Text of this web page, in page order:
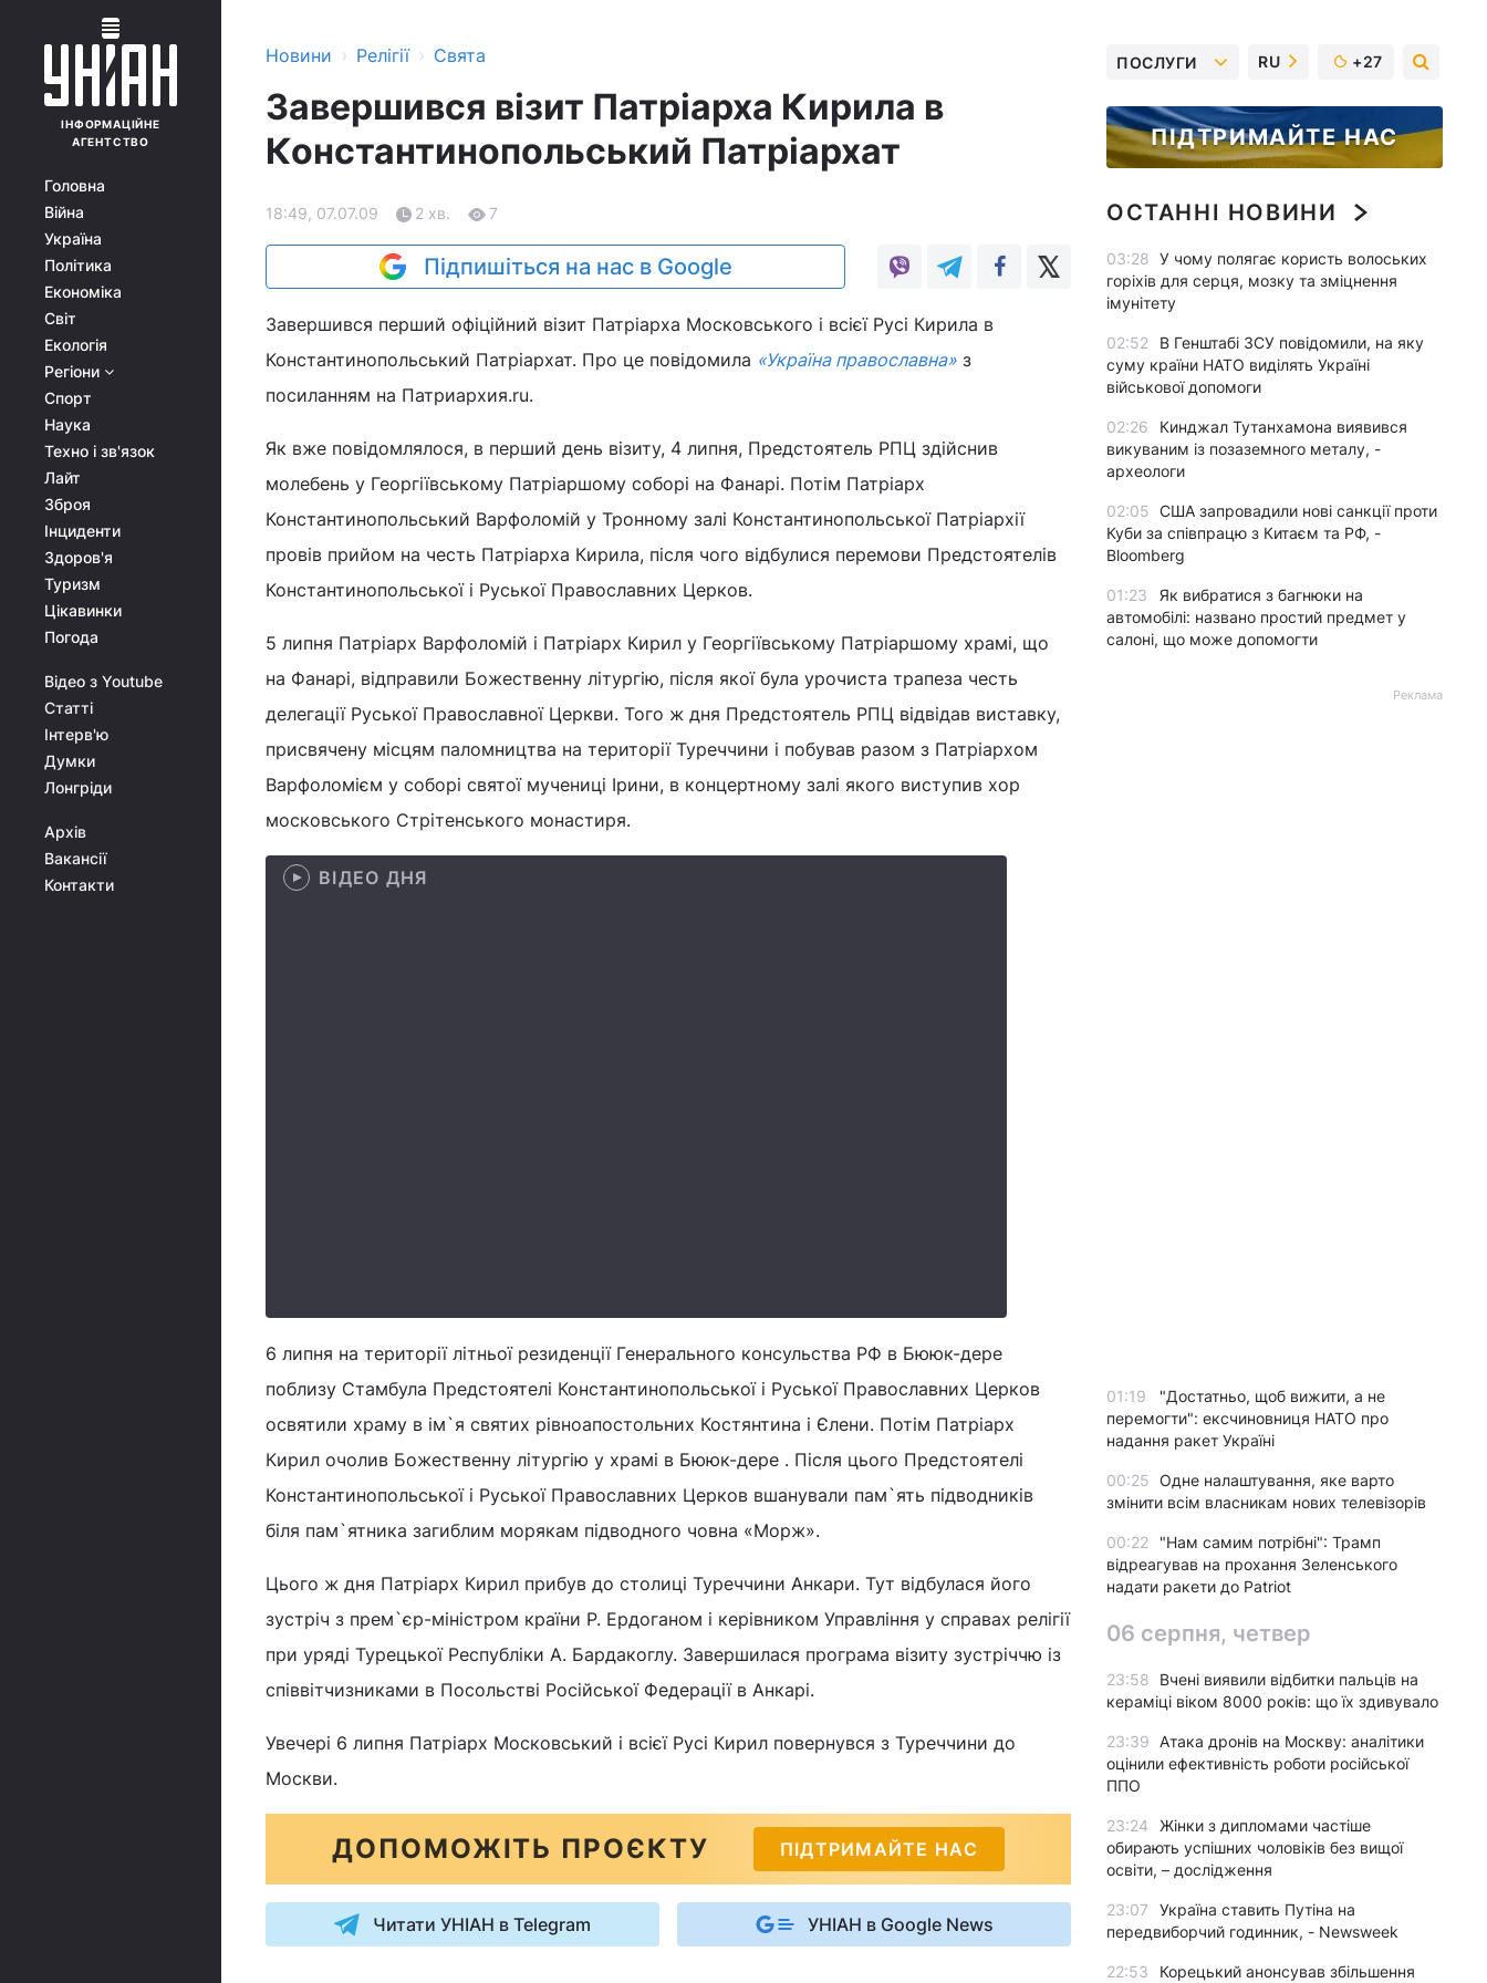
ІНФОРМАЦІЙНЕ
АГЕНТСТВО
Головна
Війна
Україна
Політика
Економіка
Світ
Екологія
Регіони
Спорт
Наука
Техно і зв'язок
Лайт
Зброя
Інциденти
Здоров'я
Туризм
Цікавинки
Погода
Відео з Youtube
Статті
Інтерв'ю
Думки
Лонгріди
Архів
Вакансії
Контакти
Новини › Релігії › Свята
Завершився візит Патріарха Кирила в
Константинопольський Патріархат
18:49, 07.07.09 2 хв. 7
Підпишіться на нас в Google
Завершився перший офіційний візит Патріарха Московського і всієї Русі Кирила в
Константинопольський Патріархат. Про це повідомила «Україна православна» з
посиланням на Патриархия.ru.
Як вже повідомлялося, в перший день візиту, 4 липня, Предстоятель РПЦ здійснив
молебень у Георгіївському Патріаршому соборі на Фанарі. Потім Патріарх
Константинопольський Варфоломій у Тронному залі Константинопольської Патріархії
провів прийом на честь Патріарха Кирила, після чого відбулися перемови Предстоятелів
Константинопольської і Руської Православних Церков.
5 липня Патріарх Варфоломій і Патріарх Кирил у Георгіївському Патріаршому храмі, що
на Фанарі, відправили Божественну літургію, після якої була урочиста трапеза честь
делегації Руської Православної Церкви. Того ж дня Предстоятель РПЦ відвідав виставку,
присвячену місцям паломництва на території Туреччини і побував разом з Патріархом
Варфоломієм у соборі святої мучениці Ірини, в концертному залі якого виступив хор
московського Стрітенського монастиря.
ВІДЕО ДНЯ
6 липня на території літньої резиденції Генерального консульства РФ в Бююк-дере
поблизу Стамбула Предстоятелі Константинопольської і Руської Православних Церков
освятили храму в ім`я святих рівноапостольних Костянтина і Єлени. Потім Патріарх
Кирил очолив Божественну літургію у храмі в Бююк-дере . Після цього Предстоятелі
Константинопольської і Руської Православних Церков вшанували пам`ять підводників
біля пам`ятника загиблим морякам підводного човна «Морж».
Цього ж дня Патріарх Кирил прибув до столиці Туреччини Анкари. Тут відбулася його
зустріч з прем`єр-міністром країни Р. Ердоганом і керівником Управління у справах релігії
при уряді Турецької Республіки А. Бардакоглу. Завершилася програма візиту зустріччю із
співвітчизниками в Посольстві Російської Федерації в Анкарі.
Увечері 6 липня Патріарх Московський і всієї Русі Кирил повернувся з Туреччини до
Москви.
ДОПОМОЖІТЬ ПРОЄКТУ ПІДТРИМАЙТЕ НАС
Читати УНІАН в Telegram УНІАН в Google News
ПОСЛУГИ RU +27
ПІДТРИМАЙТЕ НАС
ОСТАННІ НОВИНИ
03:28 У чому полягає користь волоських
горіхів для серця, мозку та зміцнення
імунітету
02:52
В Генштабі ЗСУ повідомили, на яку
суму країни НАТО виділять Україні
військової допомоги
02:26
Кинджал Тутанхамона виявився
викуваним із позаземного металу, -
археологи
02:05 США запровадили нові санкції проти
Куби за співпрацю з Китаєм та РФ, -
Bloomberg
01:23
Як вибратися з багнюки на
автомобілі: названо простий предмет у
салоні, що може допомогти
Реклама
01:19
"Достатньо, щоб вижити, а не
перемогти": ексчиновниця НАТО про
надання ракет Україні
00:25 Одне налаштування, яке варто
змінити всім власникам нових телевізорів
00:22
"Нам самим потрібні": Трамп
відреагував на прохання Зеленського
надати ракети до Patriot
06 серпня, четвер
23:58
Вчені виявили відбитки пальців на
кераміці віком 8000 років: що їх здивувало
23:39
Атака дронів на Москву: аналітики
оцінили ефективність роботи російської
ППО
23:24
Жінки з дипломами частіше
обирають успішних чоловіків без вищої
освіти, – дослідження
23:07
Україна ставить Путіна на
передвиборчий годинник, - Newsweek
22:53 Корецький анонсував збільшення